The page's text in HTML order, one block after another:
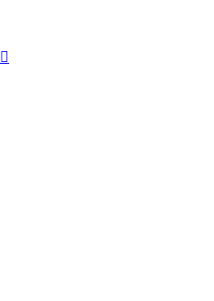
